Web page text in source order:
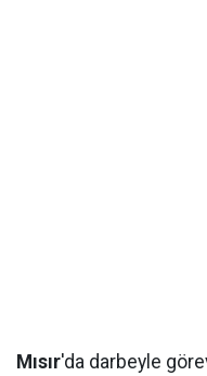
Mısır'da darbeyle